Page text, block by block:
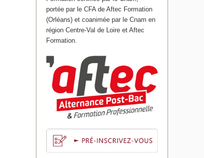
portée par le CFA de Aftec Formation
(Orléans) et coanimée par le Cnam en
région Centre-Val de Loire et Aftec
Formation.